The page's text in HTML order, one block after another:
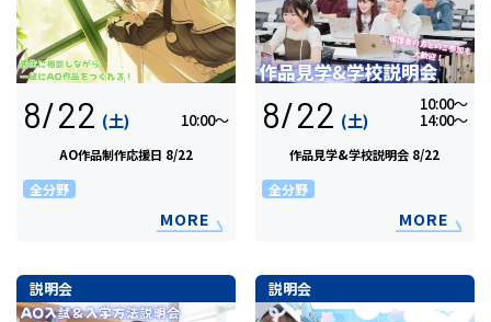
8/22 (土) 10:00〜
AO作品制作応援日 8/22
全分野
MORE
8/22 (土)
10:00〜
14:00〜
作品見学&学校説明会 8/22
全分野
MORE
説明会 説明会